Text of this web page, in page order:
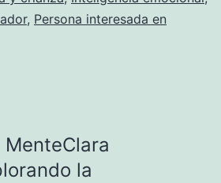
, Persona interesada en
MenteClara
la